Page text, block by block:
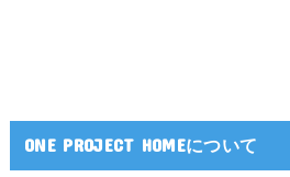
ONE PROJECT HOMEについて